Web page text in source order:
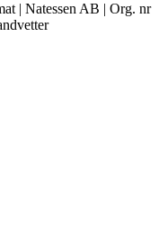
| Natessen AB | Org. nr